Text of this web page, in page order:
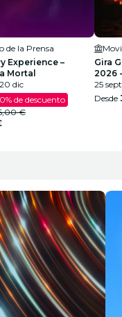
de la Prensa
Experience –
Mortal
dic
de descuento
€
Gira
2026
25 sept
Desde